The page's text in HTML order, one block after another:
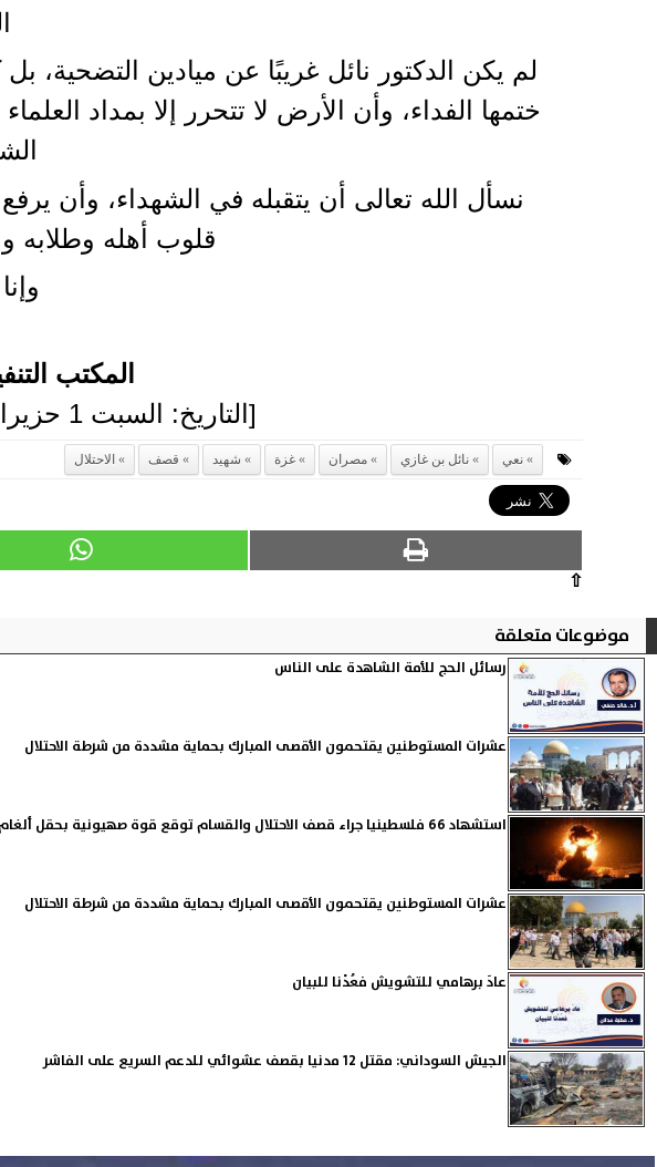
لم يكن الدكتور نائل غريبًا عن ميادين التضحية،
ختمها الفداء، وأن الأرض لا تتحرر إلا بمداد
نسأل الله تعالى أن يتقبله في الشهداء، وأن
قلوب أهله وطلابه
المكتب
[التاريخ: السبت 1 حزيران (يونيو) 2025م – 4 ذو القعدة 1446هـ]
نعي نائل بن غازي مصران غزة شهيد قصف الاحتلال
⇧
موضوعات متعلقة
رسائل الحج للأمة الشاهدة على الناس
عشرات المستوطنين يقتحمون الأقصى المبارك بحماية مشددة من شرطة الاحتلال
استشهاد 66 فلسطينيا جراء قصف الاحتلال والقسام توقع قوة صهيونية بحقل ألغام
عشرات المستوطنين يقتحمون الأقصى المبارك بحماية مشددة من شرطة الاحتلال
عادَ برهامي للتشويش فعُدْنا للبيان
الجيش السوداني: مقتل 12 مدنيا بقصف عشوائي للدعم السريع على الفاشر